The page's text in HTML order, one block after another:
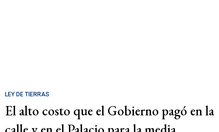
LEY DE TIERRAS
El alto costo que el Gobierno pagó en la